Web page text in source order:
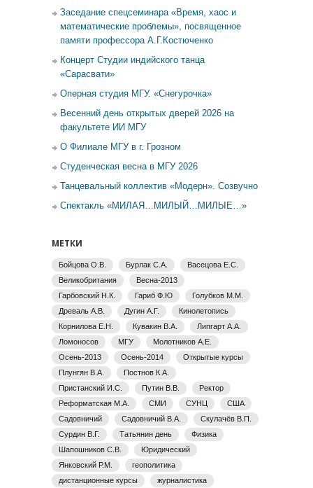
Заседание спецсеминара «Время, хаос и
математические проблемы», посвященное
памяти профессора А.Г.Костюченко
Концерт Студии индийского танца
«Сарасвати»
Оперная студия МГУ. «Снегурочка»
Весенний день открытых дверей 2026 на
факультете ИИ МГУ
О Филиале МГУ в г. Грозном
Студенческая весна в МГУ 2026
Танцевальный коллектив «Модерн». Созвучно
Спектакль «МИЛАЯ…МИЛЫЙ…МИЛЫЕ…»
МЕТКИ
Бойцова О.В. Бурлак С.А.
Васецова Е.С.
Великобритания
Весна-2013
Гарбовский Н.К.
Гариб Ф.Ю
Голубков М.М.
Древаль А.В.
Дугин А.Г.
Кинолетопись
Корнилова Е.Н.
Кувакин В.А.
Липгарт А.А.
Ломоносов
МГУ
Молотников А.Е.
Осень-2013
Осень-2014
Открытые курсы
Плунгян В.А.
Постнов К.А.
Пристанский И.С.
Путин В.В.
Ректор
Реформатская М.А.
СМИ СУНЦ
США
Садовничий
Садовничий В.А.
Скулачёв В.П.
Сурдин В.Г.
Татьянин день
Физика
Шапошников С.В.
Юридический
Янковский Р.М.
геополитика
дистанционные курсы
журналистика